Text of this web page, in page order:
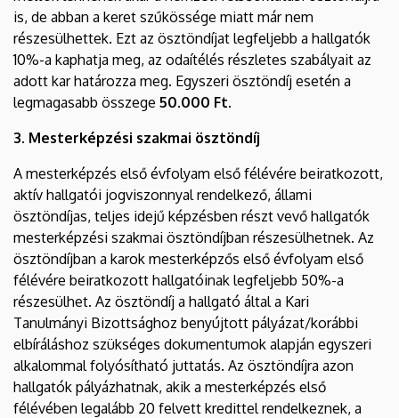
is, de abban a keret szűkössége miatt már nem
részesülhettek. Ezt az ösztöndíjat legfeljebb a hallgatók
10%-a kaphatja meg, az odaítélés részletes szabályait az
adott kar határozza meg. Egyszeri ösztöndíj esetén a
legmagasabb összege 50.000 Ft.
3. Mesterképzési szakmai ösztöndíj
A mesterképzés első évfolyam első félévére beiratkozott,
aktív hallgatói jogviszonnyal rendelkező, állami
ösztöndíjas, teljes idejű képzésben részt vevő hallgatók
mesterképzési szakmai ösztöndíjban részesülhetnek. Az
ösztöndíjban a karok mesterképzős első évfolyam első
félévére beiratkozott hallgatóinak legfeljebb 50%-a
részesülhet. Az ösztöndíj a hallgató által a Kari
Tanulmányi Bizottsághoz benyújtott pályázat/korábbi
elbíráláshoz szükséges dokumentumok alapján egyszeri
alkalommal folyósítható juttatás. Az ösztöndíjra azon
hallgatók pályázhatnak, akik a mesterképzés első
félévében legalább 20 felvett kredittel rendelkeznek, a